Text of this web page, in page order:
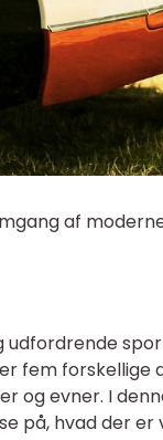
af
fem forskellige
evner. I
på, hvad der